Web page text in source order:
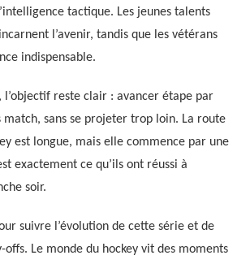
tactique. Les jeunes talents
l’avenir, tandis que les vétérans
indispensable.
l’objectif reste clair : avancer étape par
match, sans se projeter trop loin. La route
est longue, mais elle commence par une
exactement ce qu’ils ont réussi à
soir.
suivre l’évolution de cette série et de
offs. Le monde du hockey vit des moments